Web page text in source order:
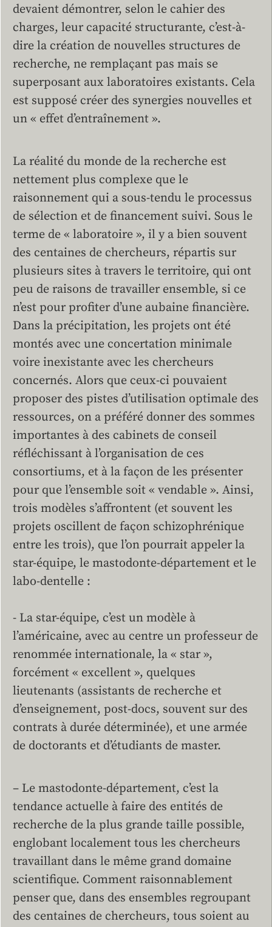
devaient démontrer, selon le cahier des
charges, leur capacité structurante, c’est-à-
dire la création de nouvelles structures de
recherche, ne remplaçant pas mais se
superposant aux laboratoires existants. Cela
est supposé créer des synergies nouvelles et
un « effet d’entraînement ».
La réalité du monde de la recherche est
nettement plus complexe que le
raisonnement qui a sous-tendu le processus
de sélection et de financement suivi. Sous le
terme de « laboratoire », il y a bien souvent
des centaines de chercheurs, répartis sur
plusieurs sites à travers le territoire, qui ont
peu de raisons de travailler ensemble, si ce
n’est pour profiter d’une aubaine financière.
Dans la précipitation, les projets ont été
montés avec une concertation minimale
voire inexistante avec les chercheurs
concernés. Alors que ceux-ci pouvaient
proposer des pistes d’utilisation optimale des
ressources, on a préféré donner des sommes
importantes à des cabinets de conseil
réfléchissant à l’organisation de ces
consortiums, et à la façon de les présenter
pour que l’ensemble soit « vendable ». Ainsi,
trois modèles s’affrontent (et souvent les
projets oscillent de façon schizophrénique
entre les trois), que l’on pourrait appeler la
star-équipe, le mastodonte-département et le
labo-dentelle :
- La star-équipe, c’est un modèle à
l’américaine, avec au centre un professeur de
renommée internationale, la « star »,
forcément « excellent », quelques
lieutenants (assistants de recherche et
d’enseignement, post-docs, souvent sur des
contrats à durée déterminée), et une armée
de doctorants et d’étudiants de master.
– Le mastodonte-département, c’est la
tendance actuelle à faire des entités de
recherche de la plus grande taille possible,
englobant localement tous les chercheurs
travaillant dans le même grand domaine
scientifique. Comment raisonnablement
penser que, dans des ensembles regroupant
des centaines de chercheurs, tous soient au